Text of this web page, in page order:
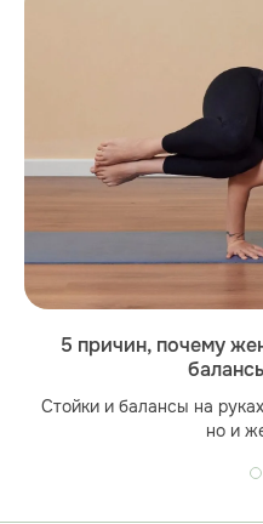
5 причин, почему
Стойки и балансы на
но и